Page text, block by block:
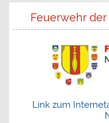
Feuerwehr
Link zum